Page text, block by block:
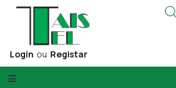
Login ou Registar